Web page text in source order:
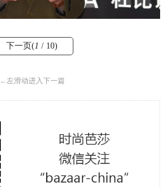
下一页(1 / 10)
←左滑动进入下一篇